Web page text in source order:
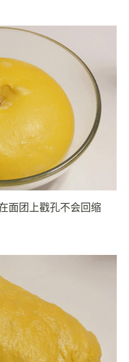
面团上戳孔不会回缩